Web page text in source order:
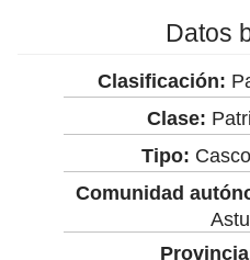
Datos
Clasificación:
Clase:
Tipo:
Comunidad